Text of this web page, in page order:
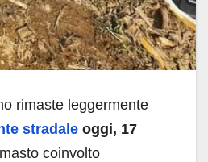
rimaste leggermente
stradale oggi, 17
coinvolto